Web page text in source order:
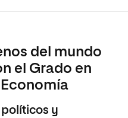
del mundo
el Grado en
y